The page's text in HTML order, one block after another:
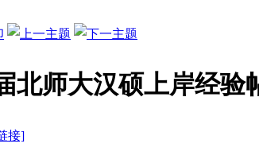
北师大汉硕上岸经验
接]